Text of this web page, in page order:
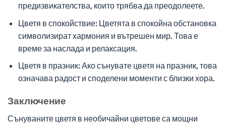
предизвикателства, които трябва да преодолеете.
Цветя в спокойствие: Цветята в спокойна обстановка
символизират хармония и вътрешен мир. Това е
време за наслада и релаксация.
Цветя в празник: Ако сънувате цветя на празник, това
означава радост и споделени моменти с близки хора.
Заключение
Сънуваните цветя в необичайни цветове са мощни